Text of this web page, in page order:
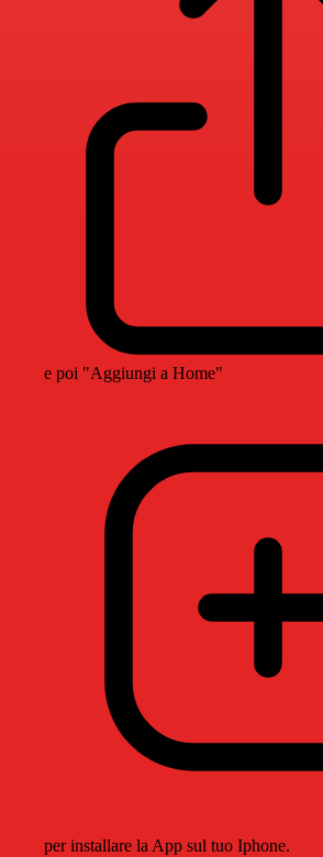
e poi "Aggiungi a Home"
per installare la App sul tuo Iphone.